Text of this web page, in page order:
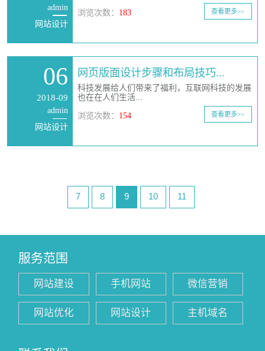
admin
网站设计
浏览次数： 183 查看更多>>
06
2018-09
admin
网站设计
网页版面设计步骤和布局技巧...
科技发展给人们带来了福利，互联网科技的发展
也在在人们生活...
浏览次数： 154 查看更多>>
7 8 9 10 11
服务范围
网站建设 手机网站 微信营销
网站优化 网站设计 主机域名